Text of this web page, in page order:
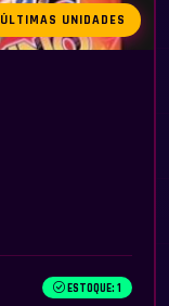
ÚLTIMAS UNIDADES
ESTOQUE: 1